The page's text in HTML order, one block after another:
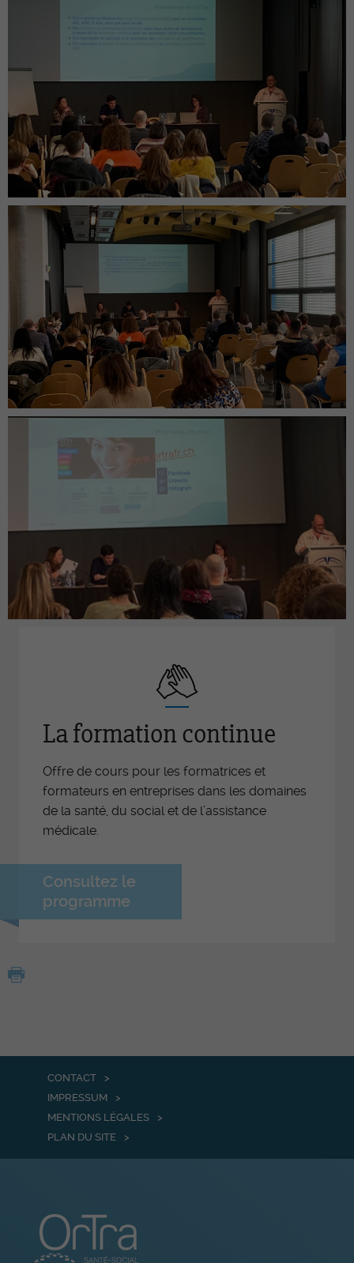
La formation continue
Offre de cours pour les formatrices et
formateurs en entreprises dans les domaines
de la santé, du social et de l’assistance
médicale.
Consultez le
programme
CONTACT
IMPRESSUM
MENTIONS LÉGALES
PLAN DU SITE